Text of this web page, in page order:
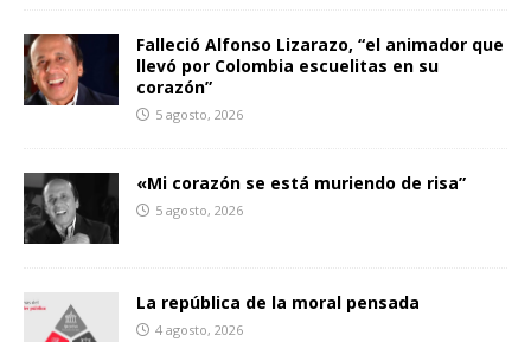
Falleció Alfonso Lizarazo, “el animador que
llevó por Colombia escuelitas en su
corazón”
5 agosto, 2026
«Mi corazón se está muriendo de risa”
5 agosto, 2026
La república de la moral pensada
4 agosto, 2026